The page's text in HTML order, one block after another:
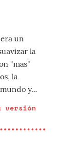
un
la
"mas"
la
y...
versión